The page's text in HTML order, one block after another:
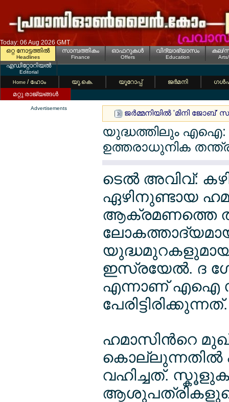
Today: 06 Aug 2026 GMT
ഒറ്റ നോട്ടത്തില്‍
Headlines
സാമ്പത്തികം
Finance
ഓഫറുകള്‍
Offers
വിദ്യാഭ്യാസം
Education
കല/
എഡിറ്റോറിയല്‍
Editorial
Home / ഹോം യൂ.കെ. യൂറോപ്പ് ജര്‍മനി
മറ്റു രാജ്യങ്ങള്‍
Advertisements
ജര്‍മ്മനിയില്‍ 'മിനി ജോബ്'
യുദ്ധത്തിലും എഐ:
ഉത്തരാധുനിക
ടെല്‍ അവിവ്:
ഏഴിനുണ്ടായ
ആക്രമണത്തെ
ഇസ്രയേല്‍. ദ
എന്നാണ് എഐ
പേരിട്ടിരിക്കുന്നത്.
ഹമാസിന്‍റെ
വഹിച്ചത്.
ആശുപത്രികളുടെ